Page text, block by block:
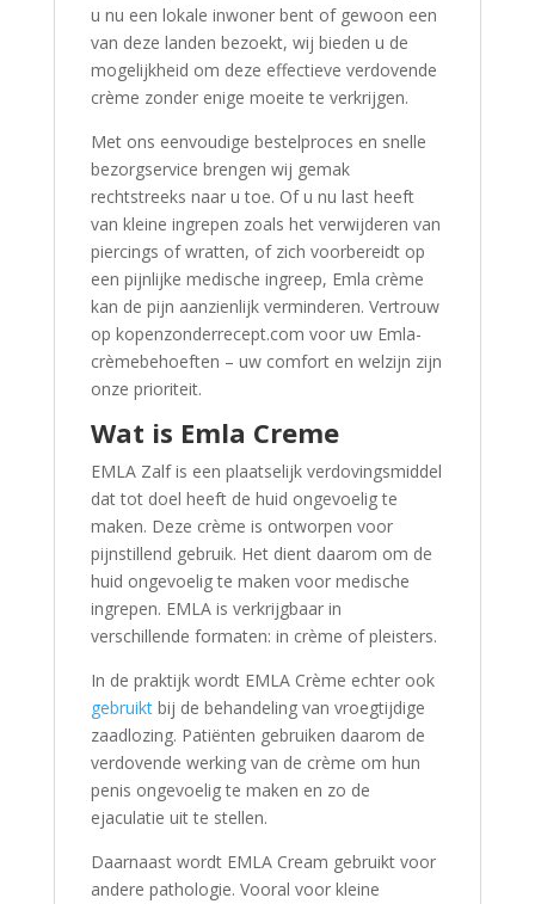
u nu een lokale inwoner bent of gewoon een
van deze landen bezoekt, wij bieden u de
mogelijkheid om deze effectieve verdovende
crème zonder enige moeite te verkrijgen.
Met ons eenvoudige bestelproces en snelle
bezorgservice brengen wij gemak
rechtstreeks naar u toe. Of u nu last heeft
van kleine ingrepen zoals het verwijderen van
piercings of wratten, of zich voorbereidt op
een pijnlijke medische ingreep, Emla crème
kan de pijn aanzienlijk verminderen. Vertrouw
op kopenzonderrecept.com voor uw Emla-
crèmebehoeften – uw comfort en welzijn zijn
onze prioriteit.
Wat is Emla Creme
EMLA Zalf is een plaatselijk verdovingsmiddel
dat tot doel heeft de huid ongevoelig te
maken. Deze crème is ontworpen voor
pijnstillend gebruik. Het dient daarom om de
huid ongevoelig te maken voor medische
ingrepen. EMLA is verkrijgbaar in
verschillende formaten: in crème of pleisters.
In de praktijk wordt EMLA Crème echter ook
gebruiktbij de behandeling van vroegtijdige
zaadlozing. Patiënten gebruiken daarom de
verdovende werking van de crème om hun
penis ongevoelig te maken en zo de
ejaculatie uit te stellen.
Daarnaast wordt EMLA Cream gebruikt voor
andere pathologie. Vooral voor kleine